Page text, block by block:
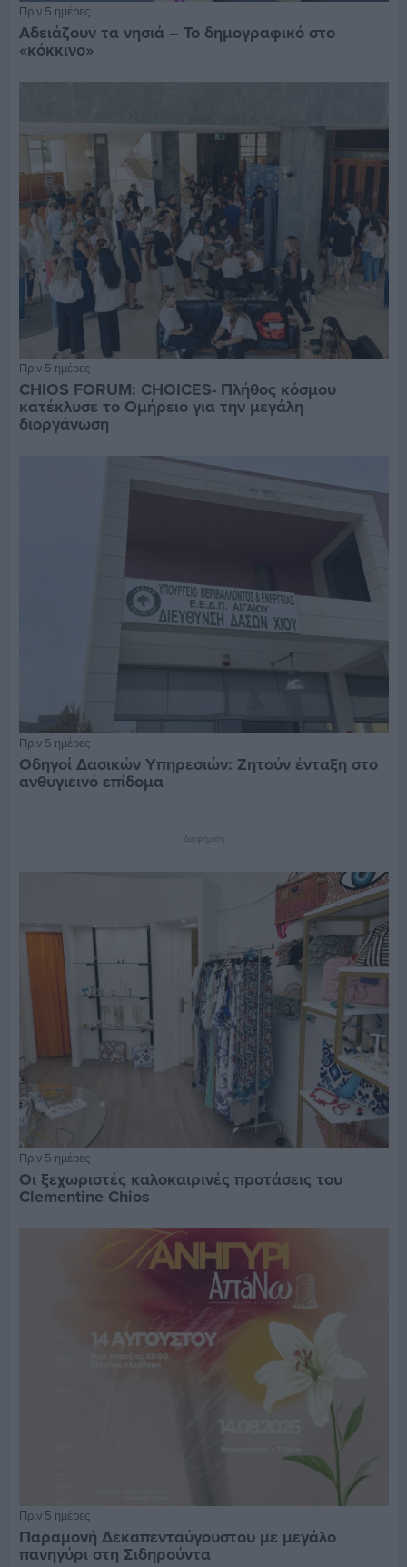
Πριν 5 ημέρες
Αδειάζουν τα νησιά – Το δημογραφικό στο
«κόκκινο»
Πριν 5 ημέρες
CHIOS FORUM: CHOICES- Πλήθος κόσμου
κατέκλυσε το Ομήρειο για την μεγάλη
διοργάνωση
Πριν 5 ημέρες
Οδηγοί Δασικών Υπηρεσιών: Ζητούν ένταξη στο
ανθυγιεινό επίδομα
Διαφήμιση
Πριν 5 ημέρες
Οι ξεχωριστές καλοκαιρινές προτάσεις του
Clementine Chios
Πριν 5 ημέρες
Παραμονή Δεκαπενταύγουστου με μεγάλο
πανηγύρι στη Σιδηρούντα